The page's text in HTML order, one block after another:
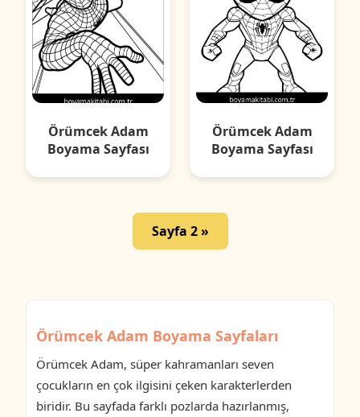
Örümcek Adam
Boyama Sayfası
Örümcek Adam
Boyama Sayfası
Sayfa 2 »
Örümcek Adam Boyama Sayfaları
Örümcek Adam, süper kahramanları seven
çocukların en çok ilgisini çeken karakterlerden
biridir. Bu sayfada farklı pozlarda hazırlanmış,